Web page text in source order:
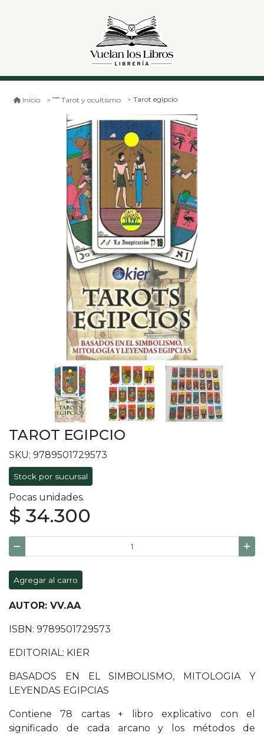
Inicio Tarot y ocultismo Tarot egipcio
TAROT EGIPCIO
SKU: 9789501729573
Stock por sucursal
Pocas unidades.
$ 34.300
Agregar al carro
AUTOR: VV.AA
ISBN: 9789501729573
EDITORIAL: KIER
BASADOS EN EL SIMBOLISMO, MITOLOGIA Y
LEYENDAS EGIPCIAS
Contiene 78 cartas + libro explicativo con el
significado de cada arcano y los métodos de